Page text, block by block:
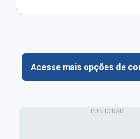
Acesse mais opções de